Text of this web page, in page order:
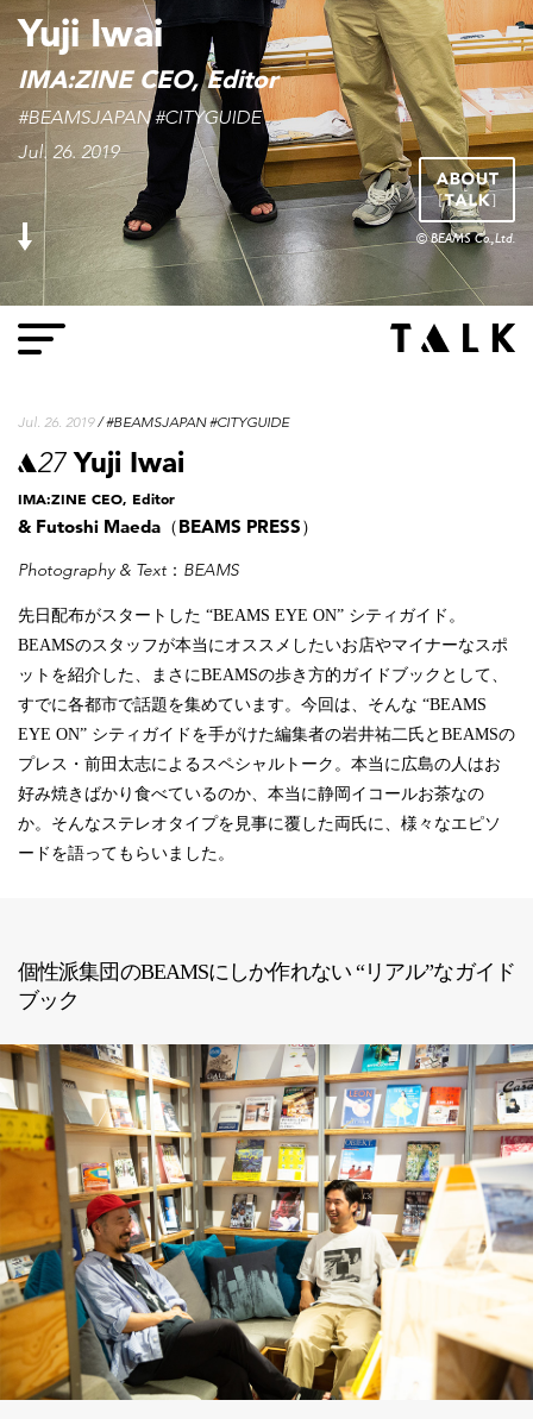
Yuji Iwai
IMA:ZINE CEO, Editor
#BEAMSJAPAN #CITYGUIDE
Jul. 26. 2019
© BEAMS Co., Ltd.
Jul. 26. 2019/ #BEAMSJAPAN #CITYGUIDE
27Yuji Iwai
IMA:ZINE CEO, Editor
& Futoshi Maeda（BEAMS PRESS）
Photography & Text：BEAMS
先日配布がスタートした “BEAMS EYE ON” シティガイド。
BEAMSのスタッフが本当にオススメしたいお店やマイナーなスポ
ットを紹介した、まさにBEAMSの歩き方的ガイドブックとして、
すでに各都市で話題を集めています。今回は、そんな “BEAMS
EYE ON” シティガイドを手がけた編集者の岩井祐二氏とBEAMSの
プレス・前田太志によるスペシャルトーク。本当に広島の人はお
好み焼きばかり食べているのか、本当に静岡イコールお茶なの
か。そんなステレオタイプを見事に覆した両氏に、様々なエピソ
ードを語ってもらいました。
個性派集団のBEAMSにしか作れない “リアル”なガイド
ブック